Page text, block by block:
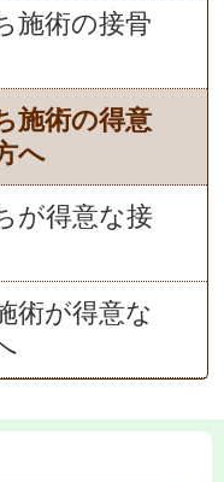
施術の接骨
施術の得意
へ
が得意な接
術が得意な